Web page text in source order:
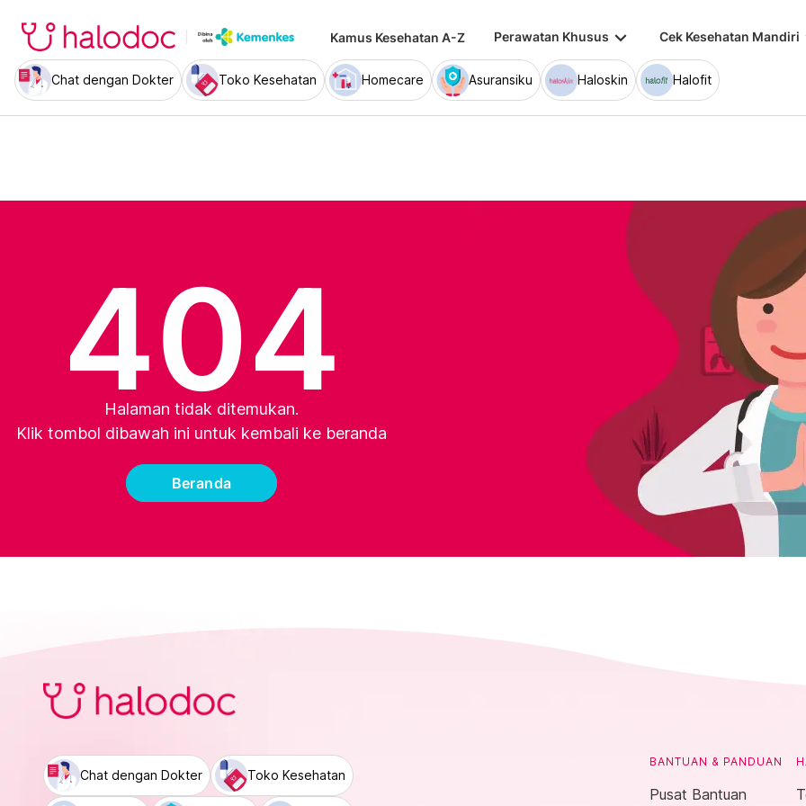
Kamus Kesehatan A-Z Perawatan Khusus keyboard_arrow_down Cek Kesehatan Mandiri
Chat dengan Dokter Toko Kesehatan Homecare Asuransiku Haloskin Halofit
404
Halaman tidak ditemukan.
Klik tombol dibawah ini untuk kembali ke beranda
Beranda
Chat dengan Dokter Toko Kesehatan
BANTUAN & PANDUAN
Pusat Bantuan